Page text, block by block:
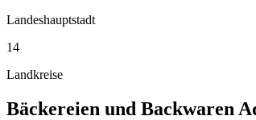
Landeshauptstadt
14
Landkreise
Bäckereien und Backwaren